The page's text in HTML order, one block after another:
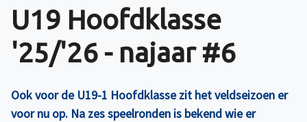
U19 Hoofdklasse
'25/'26 - najaar #6
Ook voor de U19-1 Hoofdklasse zit het veldseizoen er
voor nu op. Na zes speelronden is bekend wie er